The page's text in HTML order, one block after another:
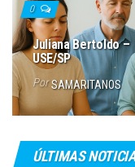
0
Juliana Bertoldo –
USE/SP
Por SAMARITANOS
ÚLTIMAS